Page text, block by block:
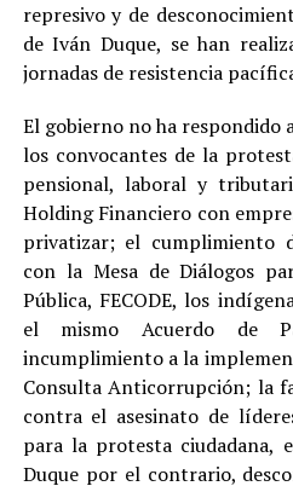
represivo y de
de Iván Duque, se han
jornadas de resistencia
El gobierno no ha respondido
los convocantes de la
pensional, laboral y
Holding Financiero con
privatizar; el cumplimiento
con la Mesa de Diálogos
Pública, FECODE, los
el mismo Acuerdo de
incumplimiento a la
Consulta Anticorrupción; la
contra el asesinato de
para la protesta ciudadana,
Duque por el contrario,